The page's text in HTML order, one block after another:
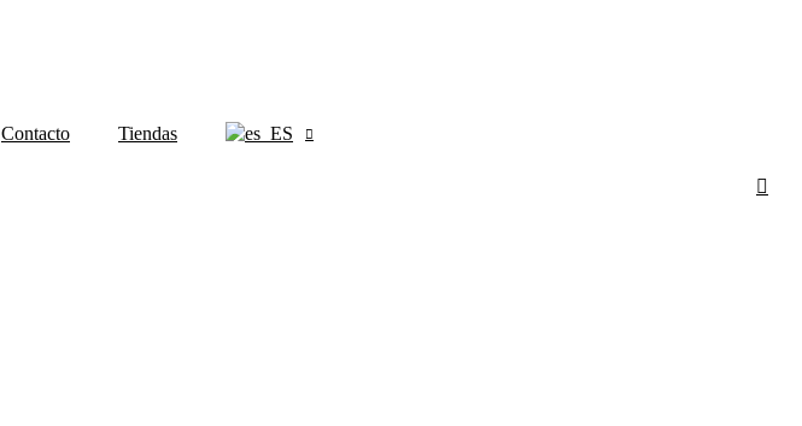
Contacto Tiendas